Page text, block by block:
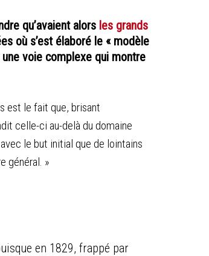
qu’avaient alors les grands
où s’est élaboré le « modèle
voie complexe qui montre
est le fait que, brisant
celle-ci au-delà du domaine
le but initial que de lointains
général. »
en 1829, frappé par